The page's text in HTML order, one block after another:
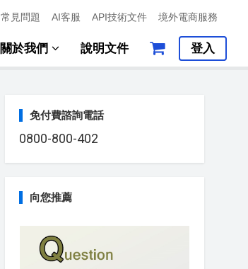
常見問題 AI客服 API技術文件 境外電商服務
關於我們 說明文件 登入
免付費諮詢電話
0800-800-402
向您推薦